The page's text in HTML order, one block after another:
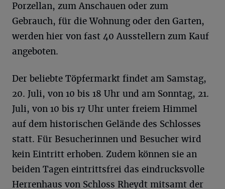
Porzellan, zum Anschauen oder zum
Gebrauch, für die Wohnung oder den Garten,
werden hier von fast 40 Ausstellern zum Kauf
angeboten.
Der beliebte Töpfermarkt findet am Samstag,
20. Juli, von 10 bis 18 Uhr und am Sonntag, 21.
Juli, von 10 bis 17 Uhr unter freiem Himmel
auf dem historischen Gelände des Schlosses
statt. Für Besucherinnen und Besucher wird
kein Eintritt erhoben. Zudem können sie an
beiden Tagen eintrittsfrei das eindrucksvolle
Herrenhaus von Schloss Rheydt mitsamt der